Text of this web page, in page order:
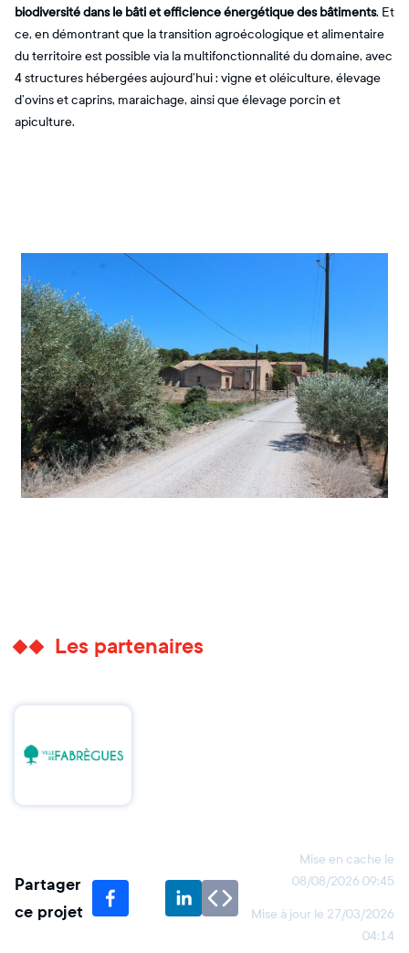
biodiversité dans le bâti et efficience énergétique des bâtiments. Et
ce, en démontrant que la transition agroécologique et alimentaire
du territoire est possible via la multifonctionnalité du domaine, avec
4 structures hébergées aujourd’hui : vigne et oléiculture, élevage
d’ovins et caprins, maraichage, ainsi que élevage porcin et
apiculture.
Les partenaires
Partager
ce projet
Mise en cache le
08/08/2026 09:45
Mise à jour le 27/03/2026
04:14